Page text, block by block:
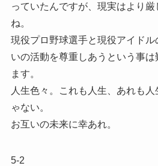
っていたんですが、現実はより厳
ね。
現役プロ野球選手と現役アイド
いの活動を尊重しあうという事
ます。
人生色々。これも人生、あれも
ゃない。
お互いの未来に幸あれ。
5-2